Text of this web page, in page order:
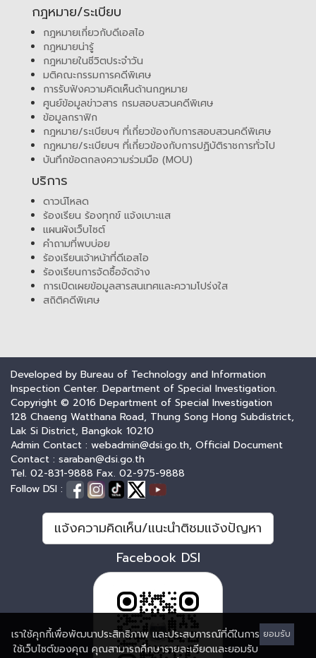
กฎหมาย/ระเบียบ
กฎหมายเกี่ยวกับดีเอสไอ
กฎหมายน่ารู้
กฎหมายในชีวิตประจำวัน
มติคณะกรรมการคดีพิเศษ
การรับฟังความคิดเห็นด้านกฎหมาย
ศูนย์ข้อมูลข่าวสาร กรมสอบสวนคดีพิเศษ
ข้อมูลกราฟิก
กฎหมาย/ระเบียบฯ ที่เกี่ยวข้องกับการสอบสวนคดีพิเศษ
กฎหมาย/ระเบียบฯ ที่เกี่ยวข้องกับการปฏิบัติราชการทั่วไป
บันทึกข้อตกลงความร่วมมือ (MOU)
บริการ
ดาวน์โหลด
ร้องเรียน ร้องทุกข์ แจ้งเบาะแส
แผนผังเว็บไซต์
คำถามที่พบบ่อย
ร้องเรียนเจ้าหน้าที่ดีเอสไอ
ร้องเรียนการจัดซื้อจัดจ้าง
การเปิดเผยข้อมูลสารสนเทศและความโปร่งใส
สถิติคดีพิเศษ
Developed by Bureau of Technology and Information
Inspection Center. Department of Special Investigation.
Copyright © 2016 Department of Special Investigation
128 Chaeng Watthana Road, Thung Song Hong Subdistrict,
Lak Si District, Bangkok 10210
Admin Contact : webadmin@dsi.go.th, Official Document
Contact : saraban@dsi.go.th
Tel. 02-831-9888 Fax. 02-975-9888
Follow DSI :
แจ้งความคิดเห็น/แนะนำติชมแจ้งปัญหา
Facebook DSI
ยอมรับ
เราใช้คุกกี้เพื่อพัฒนาประสิทธิภาพ และประสบการณ์ที่ดีในการ
ใช้เว็บไซต์ของคุณ คุณสามารถศึกษารายละเอียดและยอมรับ